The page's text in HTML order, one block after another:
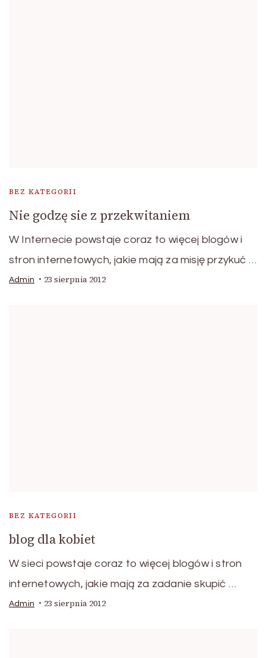
BEZ KATEGORII
Nie godzę sie z przekwitaniem
W Internecie powstaje coraz to więcej blogów i
stron internetowych, jakie mają za misję przykuć …
Admin 23 sierpnia 2012
BEZ KATEGORII
blog dla kobiet
W sieci powstaje coraz to więcej blogów i stron
internetowych, jakie mają za zadanie skupić …
Admin 23 sierpnia 2012